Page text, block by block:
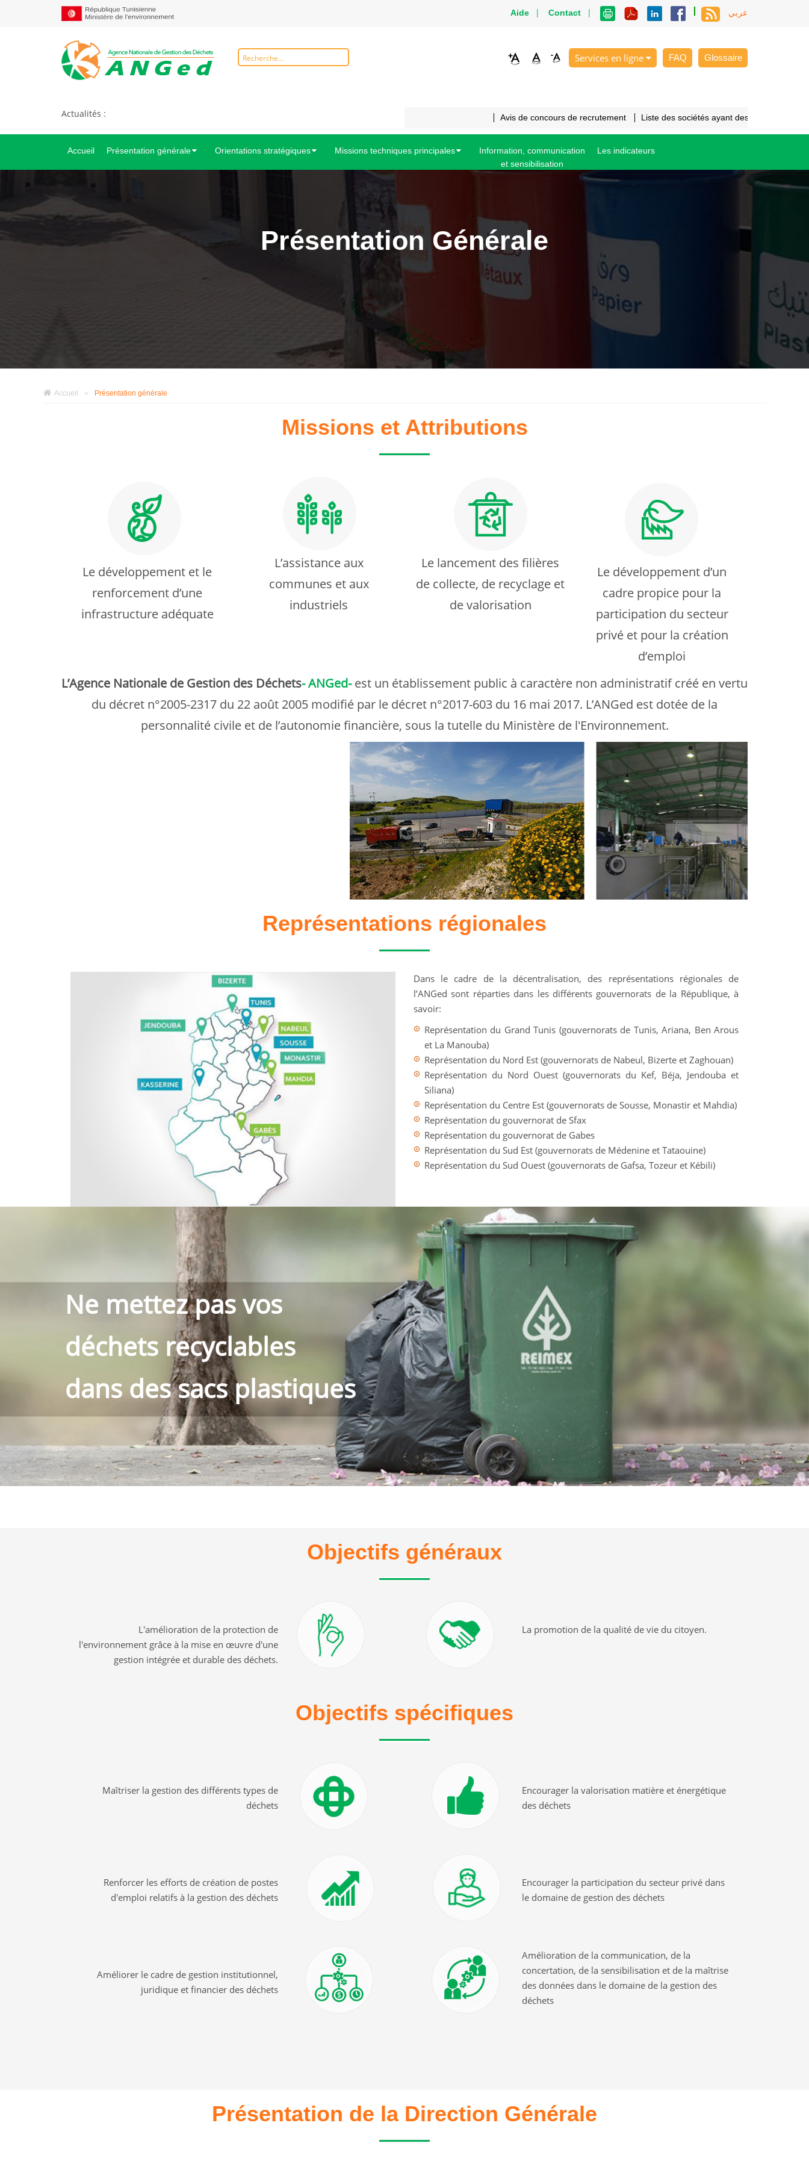
Aide | Contact | عربي
Services en ligne FAQ Glossaire
Actualités : Avis de concours de recrutement Liste des sociétés ayant des cahiers des
Accueil Présentation générale Orientations stratégiques Missions techniques principales
Information, communication
et sensibilisation
Les indicateurs
Présentation Générale
Accueil » Présentation générale
Missions et Attributions
Le développement et le
renforcement d’une
infrastructure adéquate
L’assistance aux
communes et aux
industriels
Le lancement des filières
de collecte, de recyclage et
de valorisation
Le développement d’un
cadre propice pour la
participation du secteur
privé et pour la création
d’emploi
L’Agence Nationale de Gestion des Déchets- ANGed-est un établissement public à caractère non administratif créé en vertu
du décret n°2005-2317 du 22 août 2005 modifié par le décret n°2017-603 du 16 mai 2017. L’ANGed est dotée de la
personnalité civile et de l’autonomie financière, sous la tutelle du Ministère de l'Environnement.
Représentations régionales
Dans le cadre de la décentralisation, des représentations régionales de
l’ANGed sont réparties dans les différents gouvernorats de la République, à
savoir:
Représentation du Grand Tunis (gouvernorats de Tunis, Ariana, Ben Arous
et La Manouba)
Représentation du Nord Est (gouvernorats de Nabeul, Bizerte et Zaghouan)
Représentation du Nord Ouest (gouvernorats du Kef, Béja, Jendouba et
Siliana)
Représentation du Centre Est (gouvernorats de Sousse, Monastir et Mahdia)
Représentation du gouvernorat de Sfax
Représentation du gouvernorat de Gabes
Représentation du Sud Est (gouvernorats de Médenine et Tataouine)
Représentation du Sud Ouest (gouvernorats de Gafsa, Tozeur et Kébili)
Ne mettez pas vos
déchets recyclables
dans des sacs plastiques
Objectifs généraux
L'amélioration de la protection de
l'environnement grâce à la mise en œuvre d'une
gestion intégrée et durable des déchets.
La promotion de la qualité de vie du citoyen.
Objectifs spécifiques
Maîtriser la gestion des différents types de
déchets
Encourager la valorisation matière et énergétique
des déchets
Renforcer les efforts de création de postes
d'emploi relatifs à la gestion des déchets
Encourager la participation du secteur privé dans
le domaine de gestion des déchets
Améliorer le cadre de gestion institutionnel,
juridique et financier des déchets
Amélioration de la communication, de la
concertation, de la sensibilisation et de la maîtrise
des données dans le domaine de la gestion des
déchets
Présentation de la Direction Générale